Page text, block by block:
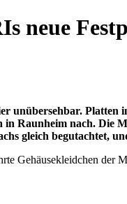
neue
unübersehbar.
in Raunheim nach.
gleich begutachtet,
Gehäusekleidchen